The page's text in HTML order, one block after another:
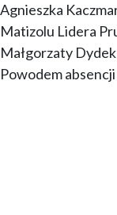
Agnieszka
Matizolu Lidera
Małgorzaty
Powodem